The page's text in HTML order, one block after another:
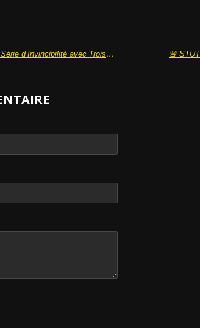
Le Bayer Leverkusen Poursuit sa Série d’Invincibilité avec Trois Égalisations Spectaculaires Consécutives ! ⚽️🔥 🚨